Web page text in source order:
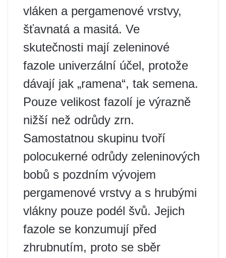
vláken a pergamenové vrstvy,
šťavnatá a masitá. Ve
skutečnosti mají zeleninové
fazole univerzální účel, protože
dávají jak „ramena“, tak semena.
Pouze velikost fazolí je výrazně
nižší než odrůdy zrn.
Samostatnou skupinu tvoří
polocukerné odrůdy zeleninových
bobů s pozdním vývojem
pergamenové vrstvy a s hrubými
vlákny pouze podél švů. Jejich
fazole se konzumují před
zhrubnutím, proto se sběr